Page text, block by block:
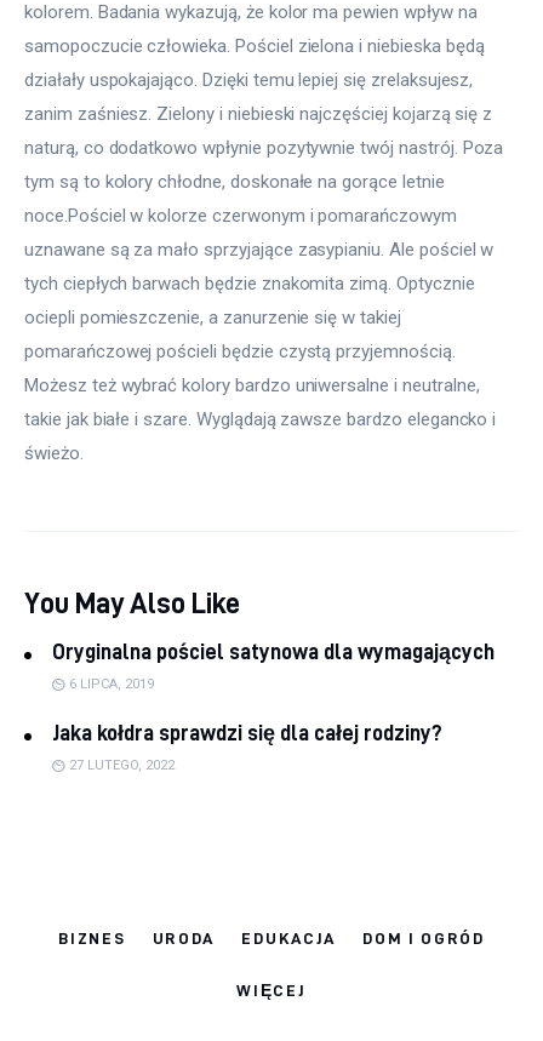
kolorem. Badania wykazują, że kolor ma pewien wpływ na
samopoczucie człowieka. Pościel zielona i niebieska będą
działały uspokajająco. Dzięki temu lepiej się zrelaksujesz,
zanim zaśniesz. Zielony i niebieski najczęściej kojarzą się z
naturą, co dodatkowo wpłynie pozytywnie twój nastrój. Poza
tym są to kolory chłodne, doskonałe na gorące letnie
noce.Pościel w kolorze czerwonym i pomarańczowym
uznawane są za mało sprzyjające zasypianiu. Ale pościel w
tych ciepłych barwach będzie znakomita zimą. Optycznie
ociepli pomieszczenie, a zanurzenie się w takiej
pomarańczowej pościeli będzie czystą przyjemnością.
Możesz też wybrać kolory bardzo uniwersalne i neutralne,
takie jak białe i szare. Wyglądają zawsze bardzo elegancko i
świeżo.
You May Also Like
Oryginalna pościel satynowa dla wymagających
6 LIPCA, 2019
Jaka kołdra sprawdzi się dla całej rodziny?
27 LUTEGO, 2022
BIZNES URODA EDUKACJA DOM I OGRÓD
WIĘCEJ